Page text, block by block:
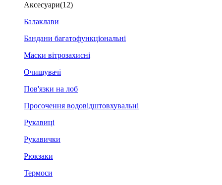
Аксесуари(12)
Балаклави
Бандани багатофункціональні
Маски вітрозахисні
Очищувачі
Пов'язки на лоб
Просочення водовідштовхувальні
Рукавиці
Рукавички
Рюкзаки
Термоси